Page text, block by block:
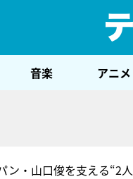
音楽 アニ
ン・山口俊を支える“2